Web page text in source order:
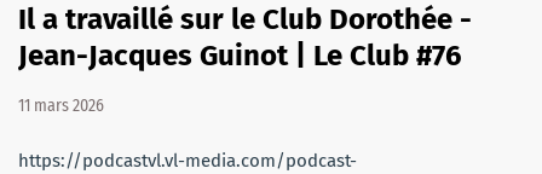
Il a travaillé sur le Club Dorothée -
Jean-Jacques Guinot | Le Club #76
11 mars 2026
https://podcastvl.vl-media.com/podcast-